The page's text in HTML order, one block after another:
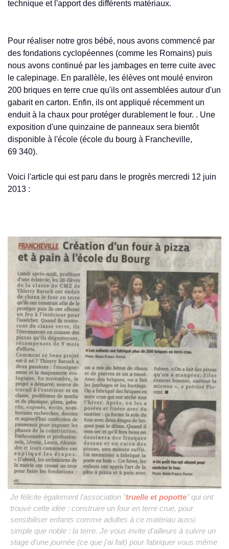
technique et l'apport des différents matériaux.
Pour réaliser notre gros bébé, nous avons commencé par
des fondations cyclopéennes (comme les Romains) puis
nous avons continué par les jambages en terre cuite avec
le calepinage. En parallèle, les élèves ont moulé environ
200 briques en terre crue qu'ils ont assemblées autour d'un
gabarit en carton. Enfin, ils ont appliqué récemment un
enduit à la chaux pour protéger durablement le four. . Une
exposition d'une quinzaine de panneaux sera bientôt
disponible à l'école (école du bourg à Francheville,
69 340).
Voici l'article qui est paru dans le progrès mercredi 12 juin
2013 :
Je félicite également l'association "truelle et popotte" qui ont
trouvé cette idée : construire un four en terre crue, pour
sensibiliser enfants comme adultes à ce matériau aussi
simple que noble : la terre. Je vous invite d'ailleurs à suivre un
stage d'une journée (ce que j'ai fait) pour fabriquer vous même